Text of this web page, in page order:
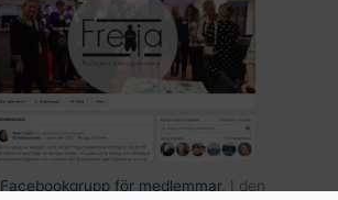
Facebookgrupp för medlemmar. I den